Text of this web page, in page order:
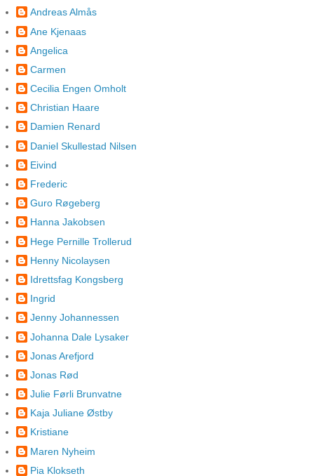
Andreas Almås
Ane Kjenaas
Angelica
Carmen
Cecilia Engen Omholt
Christian Haare
Damien Renard
Daniel Skullestad Nilsen
Eivind
Frederic
Guro Røgeberg
Hanna Jakobsen
Hege Pernille Trollerud
Henny Nicolaysen
Idrettsfag Kongsberg
Ingrid
Jenny Johannessen
Johanna Dale Lysaker
Jonas Arefjord
Jonas Rød
Julie Førli Brunvatne
Kaja Juliane Østby
Kristiane
Maren Nyheim
Pia Klokseth